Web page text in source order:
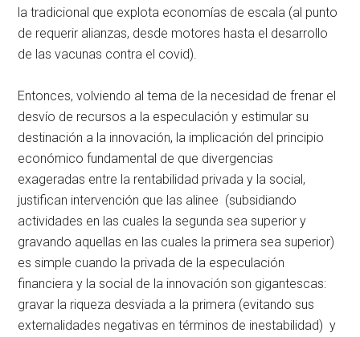
la tradicional que explota economías de escala (al punto
de requerir alianzas, desde motores hasta el desarrollo
de las vacunas contra el covid).
Entonces, volviendo al tema de la necesidad de frenar el
desvío de recursos a la especulación y estimular su
destinación a la innovación, la implicación del principio
económico fundamental de que divergencias
exageradas entre la rentabilidad privada y la social,
justifican intervención que las alinee (subsidiando
actividades en las cuales la segunda sea superior y
gravando aquellas en las cuales la primera sea superior)
es simple cuando la privada de la especulación
financiera y la social de la innovación son gigantescas:
gravar la riqueza desviada a la primera (evitando sus
externalidades negativas en términos de inestabilidad) y